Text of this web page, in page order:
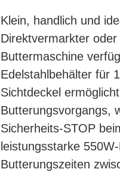
Klein, handlich und
Direktvermarkter
Buttermaschine
Edelstahlbehälter für
Sichtdeckel
Butterungsvorgangs,
Sicherheits-STOP
leistungsstarke
Butterungszeiten